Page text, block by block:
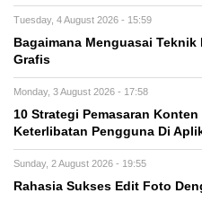
Tuesday, 4 August 2026 - 15:59
Bagaimana Menguasai
Grafis
Monday, 3 August 2026 - 17:58
10 Strategi Pemasaran
Keterlibatan Pengguna Di
Sunday, 2 August 2026 - 19:55
Rahasia Sukses Edit Foto